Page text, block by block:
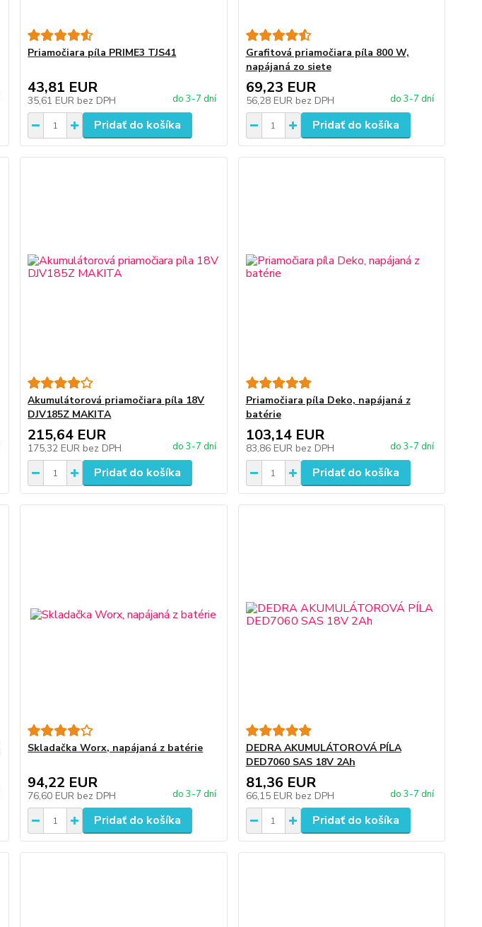
Priamočiara píla PRIME3 TJS41
43,81 EUR
35,61 EUR bez DPH do 3-7 dní
Pridať do košíka
Grafitová priamočiara píla 800 W,
napájaná zo siete
69,23 EUR
56,28 EUR bez DPH do 3-7 dní
Pridať do košíka
Akumulátorová priamočiara píla 18V
DJV185Z MAKITA
215,64 EUR
175,32 EUR bez DPH do 3-7 dní
Pridať do košíka
Priamočiara píla Deko, napájaná z
batérie
103,14 EUR
83,86 EUR bez DPH do 3-7 dní
Pridať do košíka
Skladačka Worx, napájaná z batérie
94,22 EUR
76,60 EUR bez DPH do 3-7 dní
Pridať do košíka
DEDRA AKUMULÁTOROVÁ PÍLA
DED7060 SAS 18V 2Ah
81,36 EUR
66,15 EUR bez DPH do 3-7 dní
Pridať do košíka